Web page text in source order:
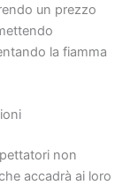
un prezzo
la fiamma
non
accadrà ai loro